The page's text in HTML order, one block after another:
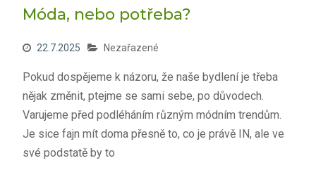
Móda, nebo potřeba?
22.7.2025 Nezařazené
Pokud dospějeme k názoru, že naše bydlení je třeba
nějak změnit, ptejme se sami sebe, po důvodech.
Varujeme před podléháním různým módním trendům.
Je sice fajn mít doma přesně to, co je právě IN, ale ve
své podstatě by to